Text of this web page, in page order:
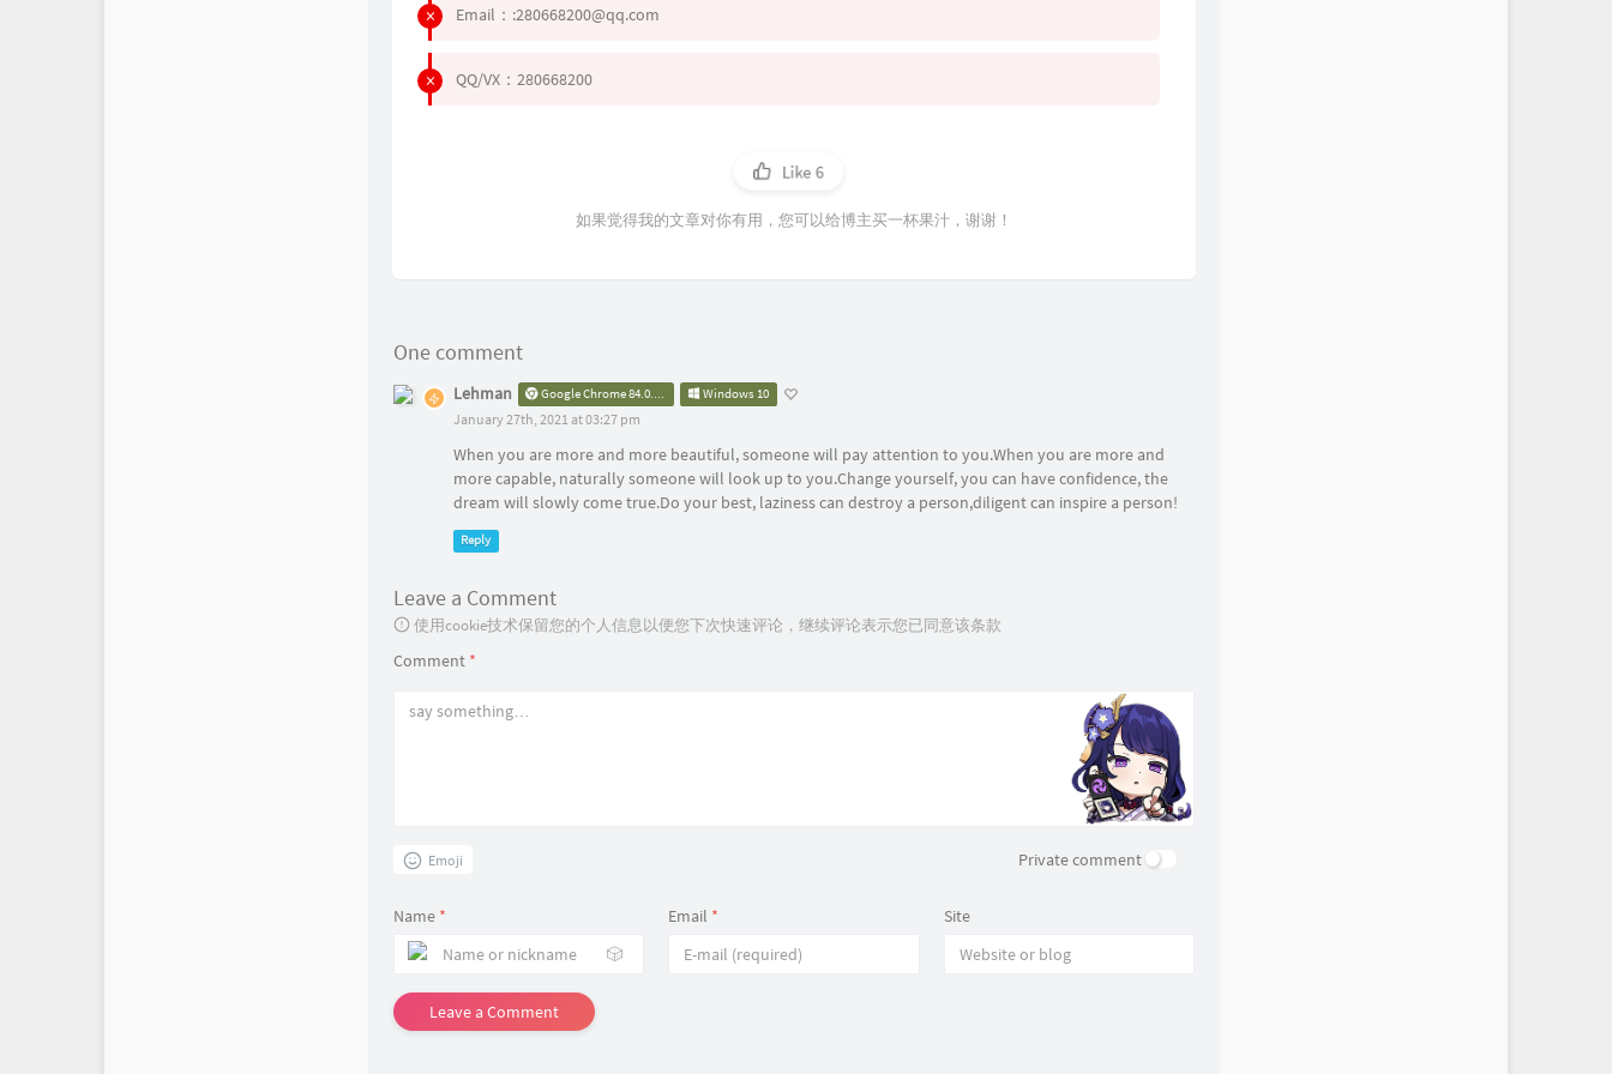
Email：:280668200@qq.com
QQ/VX：280668200
Like6
如果觉得我的文章对你有用，您可以给博主买一杯果汁，谢谢！
One comment
Lehman Google Chrome 84.0.4147.125 Windows 10
January 27th, 2021 at 03:27 pm
When you are more and more beautiful, someone will pay attention to you.When you are more and
more capable, naturally someone will look up to you.Change yourself, you can have confidence, the
dream will slowly come true.Do your best, laziness can destroy a person,diligent can inspire a person!
Reply
Leave a Comment
使用cookie技术保留您的个人信息以便您下次快速评论，继续评论表示您已同意该条款
Comment *
Emoji Private comment
Name *
🎲
Email * Site
Leave a Comment